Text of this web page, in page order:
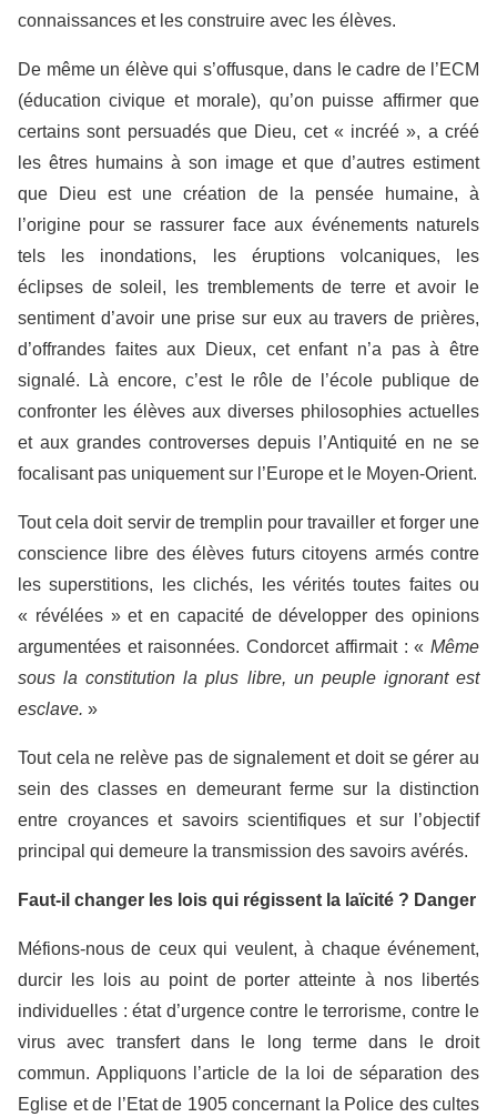
connaissances et les construire avec les élèves.
De même un élève qui s’offusque, dans le cadre de l’ECM
(éducation civique et morale), qu’on puisse affirmer que
certains sont persuadés que Dieu, cet « incréé », a créé
les êtres humains à son image et que d’autres estiment
que Dieu est une création de la pensée humaine, à
l’origine pour se rassurer face aux événements naturels
tels les inondations, les éruptions volcaniques, les
éclipses de soleil, les tremblements de terre et avoir le
sentiment d’avoir une prise sur eux au travers de prières,
d’offrandes faites aux Dieux, cet enfant n’a pas à être
signalé. Là encore, c’est le rôle de l’école publique de
confronter les élèves aux diverses philosophies actuelles
et aux grandes controverses depuis l’Antiquité en ne se
focalisant pas uniquement sur l’Europe et le Moyen-Orient.
Tout cela doit servir de tremplin pour travailler et forger une
conscience libre des élèves futurs citoyens armés contre
les superstitions, les clichés, les vérités toutes faites ou
« révélées » et en capacité de développer des opinions
argumentées et raisonnées. Condorcet affirmait : « Même
sous la constitution la plus libre, un peuple ignorant est
esclave. »
Tout cela ne relève pas de signalement et doit se gérer au
sein des classes en demeurant ferme sur la distinction
entre croyances et savoirs scientifiques et sur l’objectif
principal qui demeure la transmission des savoirs avérés.
Faut-il changer les lois qui régissent la laïcité ? Danger
Méfions-nous de ceux qui veulent, à chaque événement,
durcir les lois au point de porter atteinte à nos libertés
individuelles : état d’urgence contre le terrorisme, contre le
virus avec transfert dans le long terme dans le droit
commun. Appliquons l’article de la loi de séparation des
Eglise et de l’Etat de 1905 concernant la Police des cultes